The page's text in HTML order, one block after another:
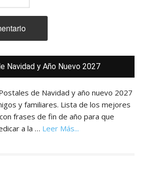
Navidad y Año Nuevo 2027
de Navidad y año nuevo 2027
y familiares. Lista de los mejores
frases de fin de año para que
a la … Leer Más...